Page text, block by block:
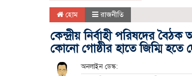
হোম রাজনীতি
কেন্দ্রীয় নির্বাহী পরিষদের
কোনো গোষ্ঠীর হাতে জিম্মি হতে
অনলাইন ডেস্ক: